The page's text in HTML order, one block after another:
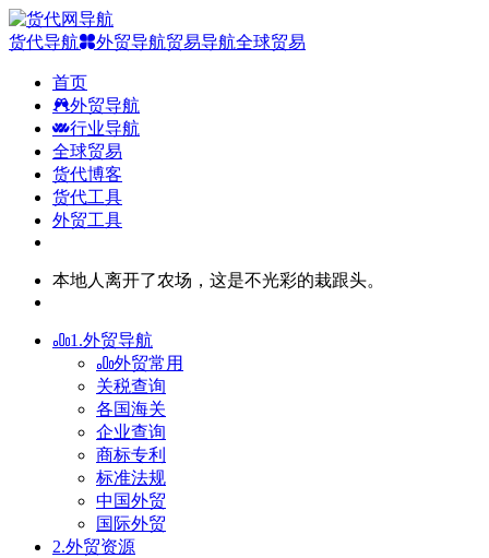
货代导航 外贸导航贸易导航全球贸易
首页
外贸导航
行业导航
全球贸易
货代博客
货代工具
外贸工具
本地人离开了农场，这是不光彩的栽跟头。
1.外贸导航
外贸常用
关税查询
各国海关
企业查询
商标专利
标准法规
中国外贸
国际外贸
2.外贸资源